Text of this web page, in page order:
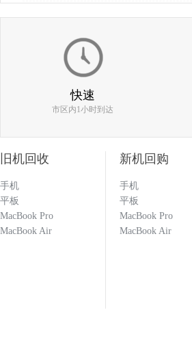
快速
市区内1小时到达
新机回购
手机
平板
MacBook Pro
MacBook Air
旧机回收
手机
平板
MacBook Pro
MacBook Air